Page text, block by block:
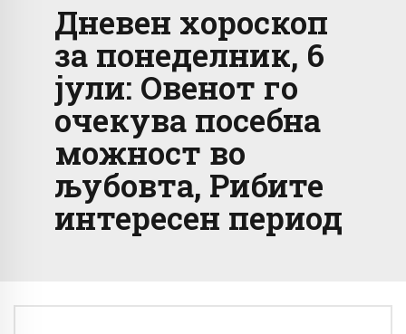
Дневен хороскоп
за понеделник, 6
јули: Овенот го
очекува посебна
можност во
љубовта, Рибите
интересен период